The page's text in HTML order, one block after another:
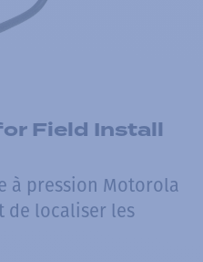
Field Install
à pression Motorola
de localiser les